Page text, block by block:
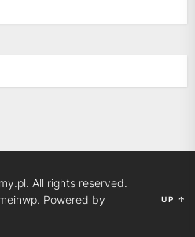
All rights reserved.
Powered by
UP ↑